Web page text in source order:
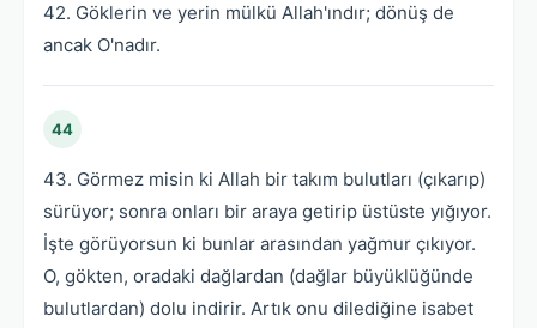
42. Göklerin ve yerin mülkü Allah'ındır; dönüş de
ancak O'nadır.
44
43. Görmez misin ki Allah bir takım bulutları (çıkarıp)
sürüyor; sonra onları bir araya getirip üstüste yığıyor.
İşte görüyorsun ki bunlar arasından yağmur çıkıyor.
O, gökten, oradaki dağlardan (dağlar büyüklüğünde
bulutlardan) dolu indirir. Artık onu dilediğine isabet